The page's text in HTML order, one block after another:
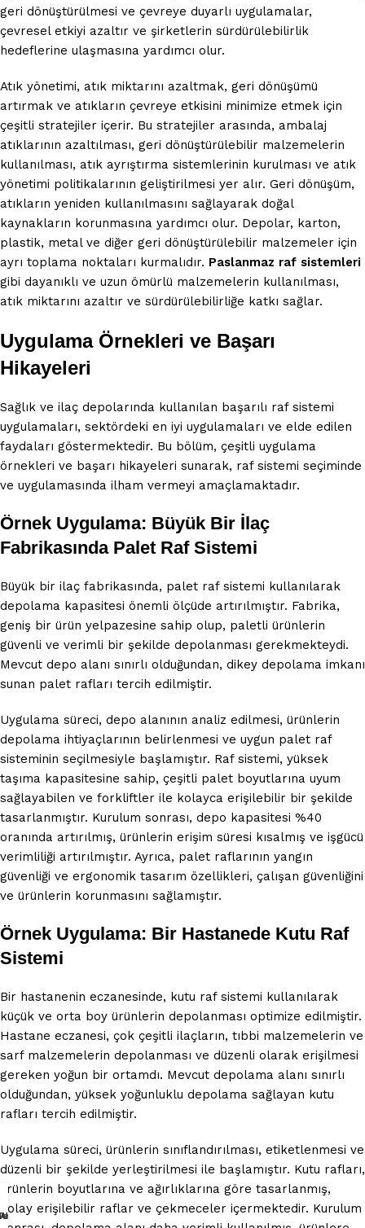
geri dönüştürülmesi ve çevreye duyarlı uygulamalar,
çevresel etkiyi azaltır ve şirketlerin sürdürülebilirlik
hedeflerine ulaşmasına yardımcı olur.
Atık yönetimi, atık miktarını azaltmak, geri dönüşümü
artırmak ve atıkların çevreye etkisini minimize etmek için
çeşitli stratejiler içerir. Bu stratejiler arasında, ambalaj
atıklarının azaltılması, geri dönüştürülebilir malzemelerin
kullanılması, atık ayrıştırma sistemlerinin kurulması ve atık
yönetimi politikalarının geliştirilmesi yer alır. Geri dönüşüm,
atıkların yeniden kullanılmasını sağlayarak doğal
kaynakların korunmasına yardımcı olur. Depolar, karton,
plastik, metal ve diğer geri dönüştürülebilir malzemeler için
ayrı toplama noktaları kurmalıdır. Paslanmaz raf sistemleri
gibi dayanıklı ve uzun ömürlü malzemelerin kullanılması,
atık miktarını azaltır ve sürdürülebilirliğe katkı sağlar.
Uygulama Örnekleri ve Başarı
Hikayeleri
Sağlık ve ilaç depolarında kullanılan başarılı raf sistemi
uygulamaları, sektördeki en iyi uygulamaları ve elde edilen
faydaları göstermektedir. Bu bölüm, çeşitli uygulama
örnekleri ve başarı hikayeleri sunarak, raf sistemi seçiminde
ve uygulamasında ilham vermeyi amaçlamaktadır.
Örnek Uygulama: Büyük Bir İlaç
Fabrikasında Palet Raf Sistemi
Büyük bir ilaç fabrikasında, palet raf sistemi kullanılarak
depolama kapasitesi önemli ölçüde artırılmıştır. Fabrika,
geniş bir ürün yelpazesine sahip olup, paletli ürünlerin
güvenli ve verimli bir şekilde depolanması gerekmekteydi.
Mevcut depo alanı sınırlı olduğundan, dikey depolama imkanı
sunan palet rafları tercih edilmiştir.
Uygulama süreci, depo alanının analiz edilmesi, ürünlerin
depolama ihtiyaçlarının belirlenmesi ve uygun palet raf
sisteminin seçilmesiyle başlamıştır. Raf sistemi, yüksek
taşıma kapasitesine sahip, çeşitli palet boyutlarına uyum
sağlayabilen ve forkliftler ile kolayca erişilebilir bir şekilde
tasarlanmıştır. Kurulum sonrası, depo kapasitesi %40
oranında artırılmış, ürünlerin erişim süresi kısalmış ve işgücü
verimliliği artırılmıştır. Ayrıca, palet raflarının yangın
güvenliği ve ergonomik tasarım özellikleri, çalışan güvenliğini
ve ürünlerin korunmasını sağlamıştır.
Örnek Uygulama: Bir Hastanede Kutu Raf
Sistemi
Bir hastanenin eczanesinde, kutu raf sistemi kullanılarak
küçük ve orta boy ürünlerin depolanması optimize edilmiştir.
Hastane eczanesi, çok çeşitli ilaçların, tıbbi malzemelerin ve
sarf malzemelerin depolanması ve düzenli olarak erişilmesi
gereken yoğun bir ortamdı. Mevcut depolama alanı sınırlı
olduğundan, yüksek yoğunluklu depolama sağlayan kutu
rafları tercih edilmiştir.
Uygulama süreci, ürünlerin sınıflandırılması, etiketlenmesi ve
düzenli bir şekilde yerleştirilmesi ile başlamıştır. Kutu rafları,
ürünlerin boyutlarına ve ağırlıklarına göre tasarlanmış,
kolay erişilebilir raflar ve çekmeceler içermektedir. Kurulum
Al